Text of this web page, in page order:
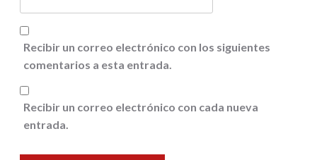
Recibir un correo electrónico con los siguientes
comentarios a esta entrada.
Recibir un correo electrónico con cada nueva
entrada.